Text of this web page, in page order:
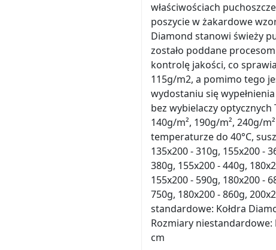
właściwościach
poszycie w żakardowe
Diamond stanowi świeży
zostało poddane
kontrolę jakości, co
115g/m2, a pomimo tego
wydostaniu się
bez wybielaczy optycznych
140g/m², 190g/m², 240g/
temperaturze do 40°C,
135x200 - 310g, 155x200 -
380g, 155x200 - 440g,
155x200 - 590g, 180x200 -
750g, 180x200 - 860g,
standardowe: Kołdra
Rozmiary niestandardowe:
cm